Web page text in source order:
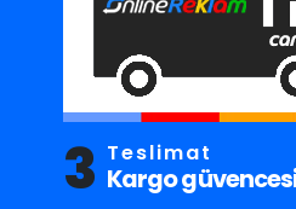
3 Teslimat
Kargo güvencesi